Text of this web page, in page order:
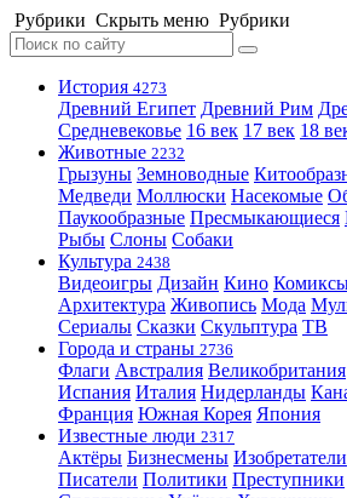
Рубрики Скрыть меню Рубрики
История 4273
Древний Египет Древний Рим
Средневековье 16 век 17 век 18
Животные 2232
Грызуны Земноводные
Медведи Моллюски Насекомые
Паукообразные Пресмыкающиеся
Рыбы Слоны Собаки
Культура 2438
Видеоигры Дизайн Кино
Архитектура Живопись Мода
Сериалы Сказки Скульптура ТВ
Города и страны 2736
Флаги Австралия Великобритания
Испания Италия Нидерланды
Франция Южная Корея Япония
Известные люди 2317
Актёры Бизнесмены Изобретатели
Писатели Политики Преступники